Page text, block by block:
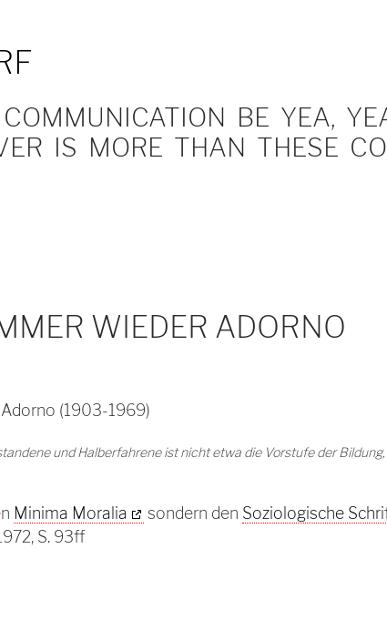
BE YEA,
IS MORE THAN THESE
WIEDER ADORNO
(1903-1969)
und Halberfahrene ist nicht etwa die Vorstufe der
Minima Moralia sondern den Soziologische
S. 93ff